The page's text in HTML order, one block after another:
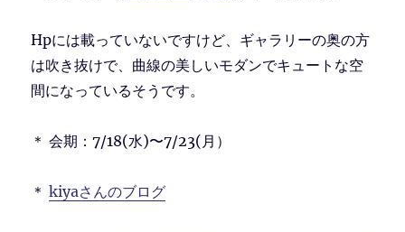
Hpには載っていないですけど、ギャラリーの奥の方
は吹き抜けで、曲線の美しいモダンでキュートな空
間になっているそうです。
＊ 会期：7/18(水)〜7/23(月）
＊kiyaさんのブログ